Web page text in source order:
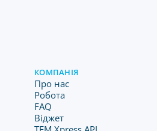
КОМПАНІЯ
Про нас
Робота
FAQ
Віджет